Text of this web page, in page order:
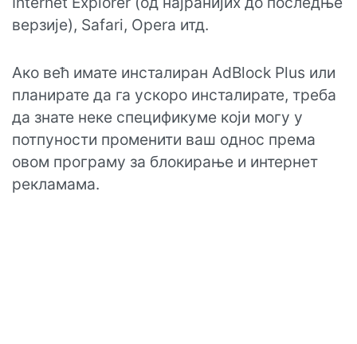
верзије), Safari, Opera итд.
Ако већ имате инсталиран AdBlock Plus или
планирате да га ускоро инсталирате, треба
да знате неке спецификуме који могу у
потпуности променити ваш однос према
овом програму за блокирање и интернет
рекламама.